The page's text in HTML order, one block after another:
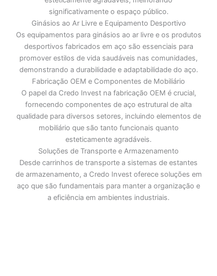
significativamente o espaço público.
Ginásios ao Ar Livre e Equipamento Desportivo
Os equipamentos para ginásios ao ar livre e os produtos
desportivos fabricados em aço são essenciais para
promover estilos de vida saudáveis nas comunidades,
demonstrando a durabilidade e adaptabilidade do aço.
Fabricação OEM e Componentes de Mobiliário
O papel da Credo Invest na fabricação OEM é crucial,
fornecendo componentes de aço estrutural de alta
qualidade para diversos setores, incluindo elementos de
mobiliário que são tanto funcionais quanto
esteticamente agradáveis.
Soluções de Transporte e Armazenamento
Desde carrinhos de transporte a sistemas de estantes
de armazenamento, a Credo Invest oferece soluções em
aço que são fundamentais para manter a organização e
a eficiência em ambientes industriais.